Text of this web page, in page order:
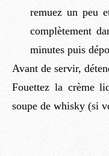
remuez un peu
complètement
minutes puis
Avant de servir,
Fouettez la crème
soupe de whisky (si